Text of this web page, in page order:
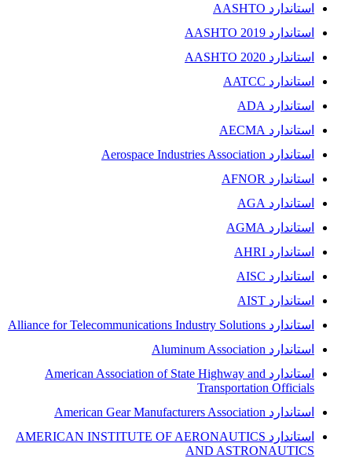
استاندارد AASHTO
استاندارد AASHTO 2019
استاندارد AASHTO 2020
استاندارد AATCC
استاندارد ADA
استاندارد AECMA
استاندارد Aerospace Industries Association
استاندارد AFNOR
استاندارد AGA
استاندارد AGMA
استاندارد AHRI
استاندارد AISC
استاندارد AIST
استاندارد Alliance for Telecommunications Industry Solutions
استاندارد Aluminum Association
استاندارد American Association of State Highway and
Transportation Officials
استاندارد American Gear Manufacturers Association
استاندارد AMERICAN INSTITUTE OF AERONAUTICS
AND ASTRONAUTICS